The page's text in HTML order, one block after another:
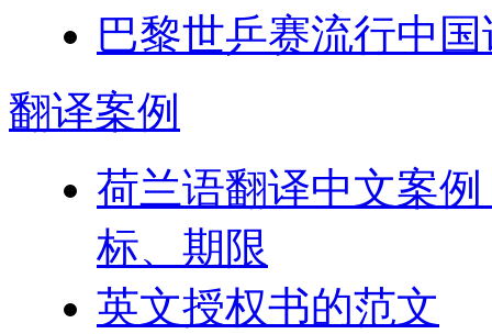
巴黎世乒赛流行中
翻译案例
荷兰语翻译中文案
标、期限
英文授权书的范文